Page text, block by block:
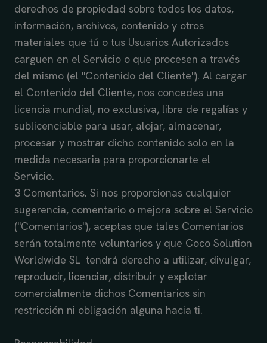
derechos de propiedad sobre todos los datos,
información, archivos, contenido y otros
materiales que tú o tus Usuarios Autorizados
carguen en el Servicio o que procesen a través
del mismo (el "Contenido del Cliente"). Al cargar
el Contenido del Cliente, nos concedes una
licencia mundial, no exclusiva, libre de regalías y
sublicenciable para usar, alojar, almacenar,
procesar y mostrar dicho contenido solo en la
medida necesaria para proporcionarte el
Servicio.
3 Comentarios. Si nos proporcionas cualquier
sugerencia, comentario o mejora sobre el Servicio
("Comentarios"), aceptas que tales Comentarios
serán totalmente voluntarios y que Coco Solution
Worldwide SL tendrá derecho a utilizar, divulgar,
reproducir, licenciar, distribuir y explotar
comercialmente dichos Comentarios sin
restricción ni obligación alguna hacia ti.